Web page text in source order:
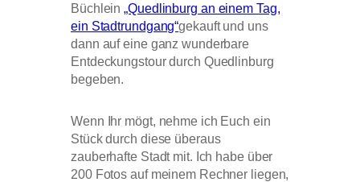
Büchlein„Quedlinburg an einem Tag,
ein Stadtrundgang“gekauft und uns
dann auf eine ganz wunderbare
Entdeckungstour durch Quedlinburg
begeben.
Wenn Ihr mögt, nehme ich Euch ein
Stück durch diese überaus
zauberhafte Stadt mit. Ich habe über
200 Fotos auf meinem Rechner liegen,